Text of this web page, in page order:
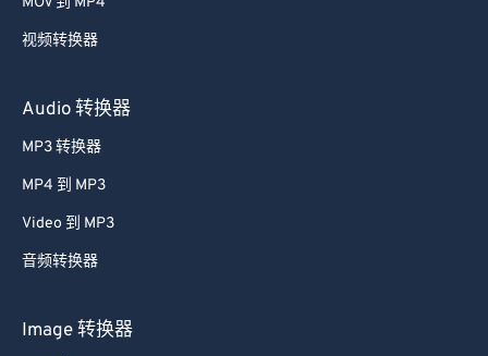
视频转换器
Audio 转换器
MP3 转换器
MP4 到 MP3
Video 到 MP3
音频转换器
Image 转换器